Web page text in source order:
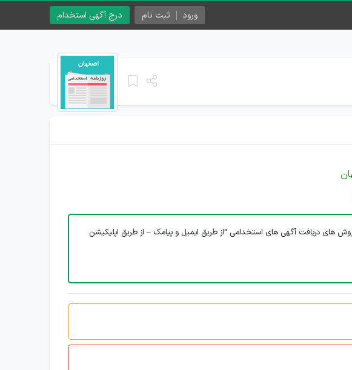
درج آگهی استخدام ورود ثبت نام
های دریافت آگهی های استخدامی “از طریق ایمیل و پیامک – از طریق اپلیکیشن